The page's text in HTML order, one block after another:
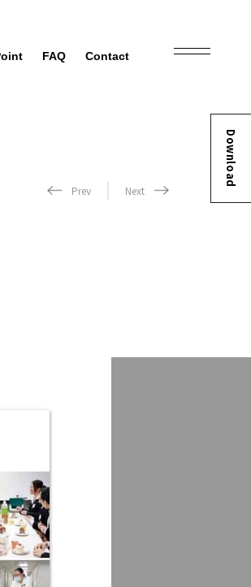
FAQ Contact
Download
Prev Next